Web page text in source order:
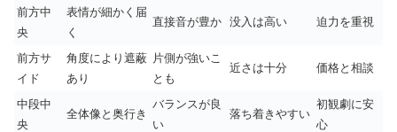
前方中
央
表情が細かく届
く
直接音が豊か 没入は高い 迫力を重視
前方サ
イド
角度により遮蔽
あり
片側が強いこ
とも
近さは十分 価格と相談
中段中
央
全体像と奥行き
バランスが良
い
落ち着きやすい
初観劇に安
心